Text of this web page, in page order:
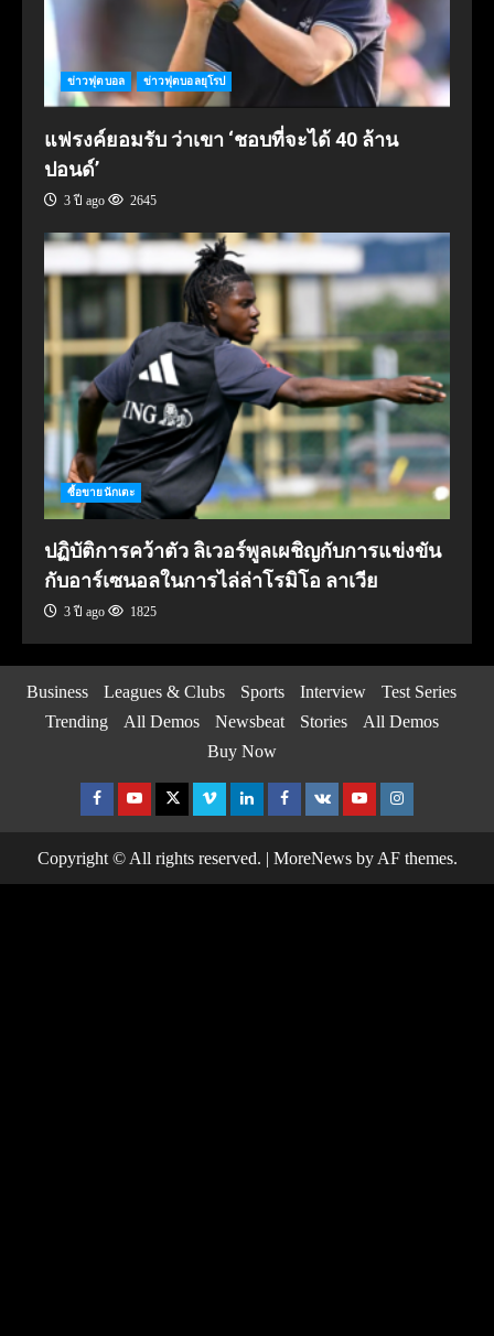
ข่าวฟุตบอล ข่าวฟุตบอลยุโรป
แฟรงค์ยอมรับ ว่าเขา ‘ชอบที่จะได้ 40 ล้าน
ปอนด์’
3 ปี ago 2645
ซื้อขายนักเตะ
ปฏิบัติการคว้าตัว ลิเวอร์พูลเผชิญกับการแข่งขัน
กับอาร์เซนอลในการไล่ล่าโรมิโอ ลาเวีย
3 ปี ago 1825
Business Leagues & Clubs Sports Interview
Test Series
Trending
All Demos Newsbeat Stories
All Demos
Buy Now
Facebook
YoutubeTwitterVimeoLinkedinFacebook
VK YoutubeInstagram
Copyright © All rights reserved. | MoreNewsby AF themes.